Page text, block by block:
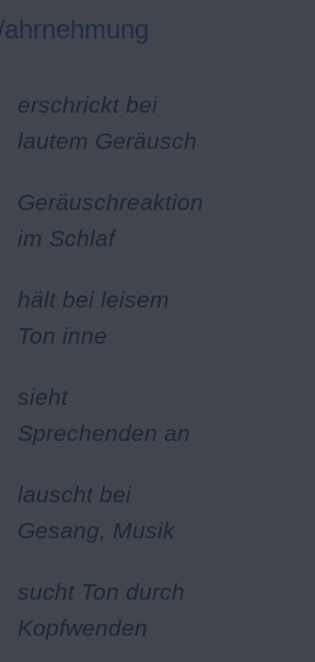
erschrickt bei
lautem Geräusch
Geräuschreaktion
im Schlaf
hält bei leisem
Ton inne
sieht
Sprechenden an
lauscht bei
Gesang, Musik
sucht Ton durch
Kopfwenden